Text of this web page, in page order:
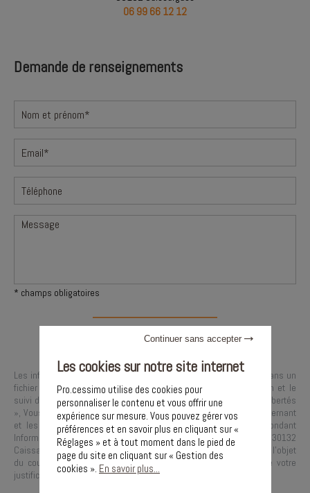
06 99 66 12 12
Demande de renseignements
* champs obligatoires
Les informations recueillies sur ce formulaire sont enregistrées dans un
fichier informatisé par la société PRO.CESSIMMO
pour la gestion et le
suivi de votre demande. Conformément à la loi « informatique et libertés
», Vous pouvez exercer votre droit d'accès aux données vous concernant
et les faire rectifier en contactant :PRO.CESSIMMO, Correspondant
Informatique et libertés,100, Route de Nîmes L’atrium 30132
Caissarguesou àcontact@process-immo.com, en précisant dans l’objet
du courrier « Droit des personnes » et en joignant la copie de votre
justificatif d’identité.
Les cookies sur notre site internet
Pro.cessimo utilise des cookies pour
personnaliser le contenu et vous offrir une
expérience sur mesure. Vous pouvez gérer vos
préférences et en savoir plus en cliquant sur «
Réglages » et à tout moment dans le pied de
page du site en cliquant sur « Gestion des
cookies ». En savoir plus...
Continuer sans accepter